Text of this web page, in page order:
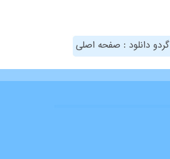
گردو دانلود : صفحه اصلی